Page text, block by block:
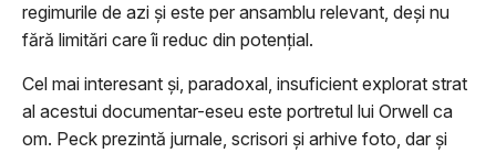
regimurile de azi și este per ansamblu relevant, deși nu
fără limitări care îi reduc din potențial.
Cel mai interesant și, paradoxal, insuficient explorat strat
al acestui documentar-eseu este portretul lui Orwell ca
om. Peck prezintă jurnale, scrisori și arhive foto, dar și